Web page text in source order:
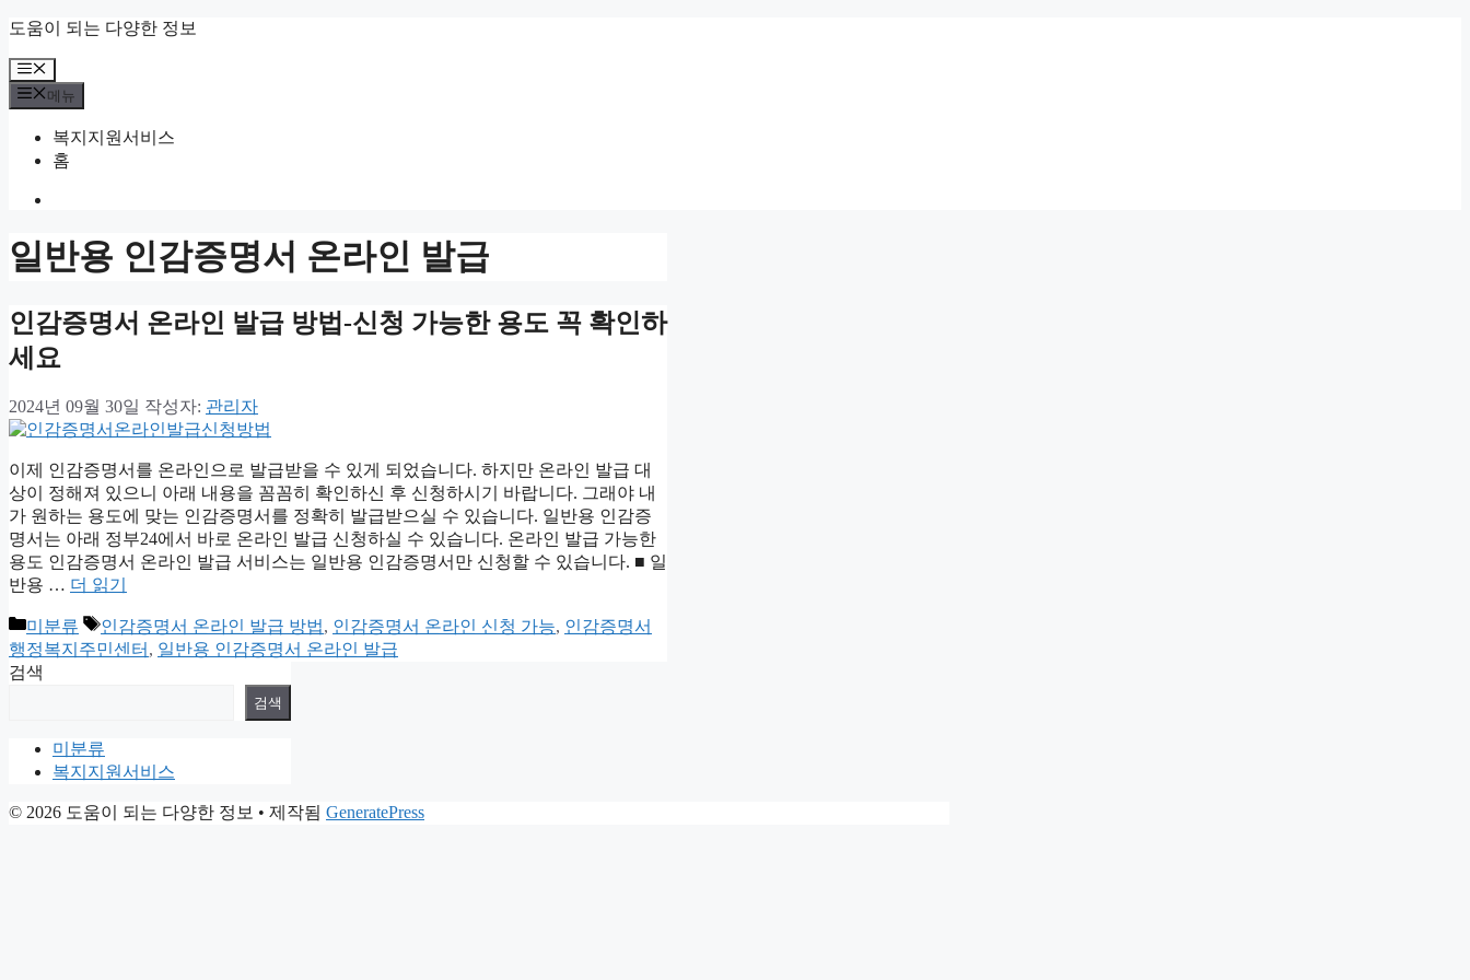
컨
츠
로
도움이 되는 다양한 정보
메
뉴
메뉴
복지지원서비스
홈
일반용 인감증명서 온라인 발급
인감증명서 온라인 발급 방법-신청 가능한 용도 꼭 확인하
세요
2024년 09월 30일 작성자: 관리자
이제 인감증명서를 온라인으로 발급받을 수 있게 되었습니다. 하지만 온라인 발급 대
상이 정해져 있으니 아래 내용을 꼼꼼히 확인하신 후 신청하시기 바랍니다. 그래야 내
가 원하는 용도에 맞는 인감증명서를 정확히 발급받으실 수 있습니다. 일반용 인감증
명서는 아래 정부24에서 바로 온라인 발급 신청하실 수 있습니다. 온라인 발급 가능한
용도 인감증명서 온라인 발급 서비스는 일반용 인감증명서만 신청할 수 있습니다. ■ 일
반용 … 더 읽기
카
테
고
미분류
태
그
인감증명서 온라인 발급 방법, 인감증명서 온라인 신청 가능, 인감증명서
행정복지주민센터 , 일반용 인감증명서 온라인 발급
검색
검색
미분류
복지지원서비스
© 2026 도움이 되는 다양한 정보 • 제작됨 GeneratePress